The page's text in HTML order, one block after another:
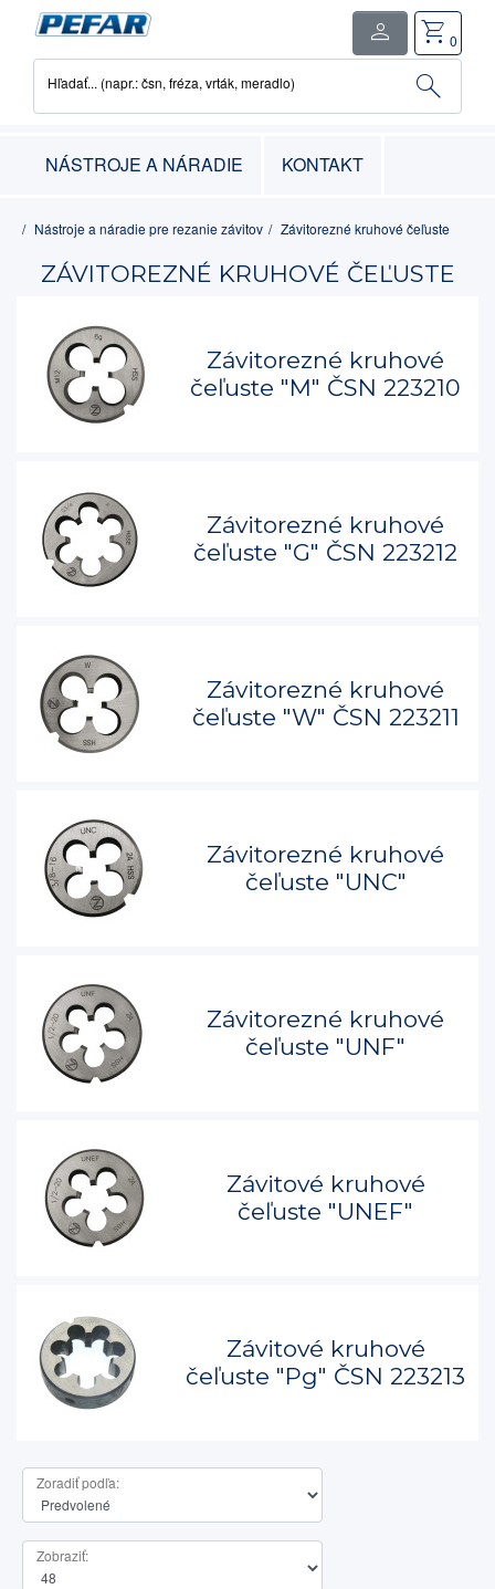
search
Hľadať... (napr.: čsn, fréza, vrták, meradlo)
shopping_cart 0
person
NÁSTROJE A NÁRADIE KONTAKT
close
položka
0.00€
Nástroje a náradie pre rezanie závitov Závitorezné kruhové čeľuste
ZÁVITOREZNÉ KRUHOVÉ ČEĽUSTE
Závitorezné kruhové
čeľuste "M" ČSN 223210
Závitorezné kruhové
čeľuste "G" ČSN 223212
Závitorezné kruhové
čeľuste "W" ČSN 223211
Závitorezné kruhové
čeľuste "UNC"
Závitorezné kruhové
čeľuste "UNF"
Závitové kruhové
čeľuste "UNEF"
Závitové kruhové
čeľuste "Pg" ČSN 223213
Zoradiť podľa:
Zobraziť: